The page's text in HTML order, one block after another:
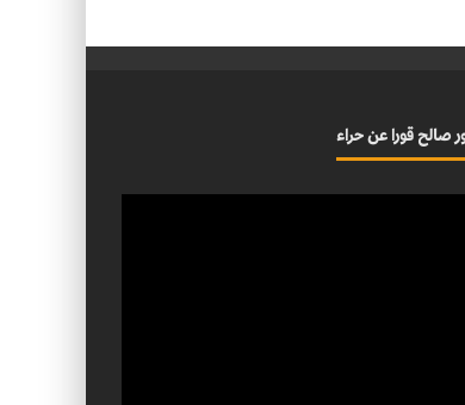
صالح قورا عن حراء